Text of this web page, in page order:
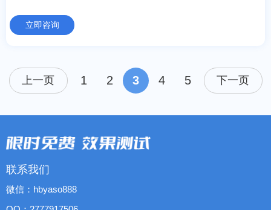
立即咨询
上一页 1 2 3 4 5 下一页
联系我们
微信：hbyaso888